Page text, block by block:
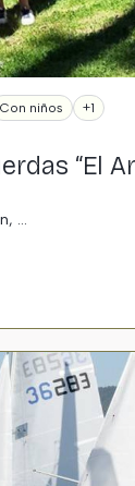
Con niños +1
“El
…